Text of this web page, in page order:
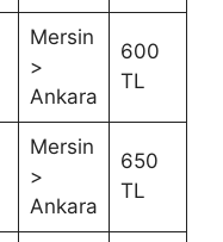
Mersin
>
Ankara
600
TL
Mersin
>
Ankara
650
TL